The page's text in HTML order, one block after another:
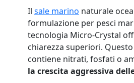
Il sale marino naturale
formulazione per pesci
tecnologia Micro-Crystal
chiarezza superiori.
contiene nitrati, fosfati o
la crescita aggressiva